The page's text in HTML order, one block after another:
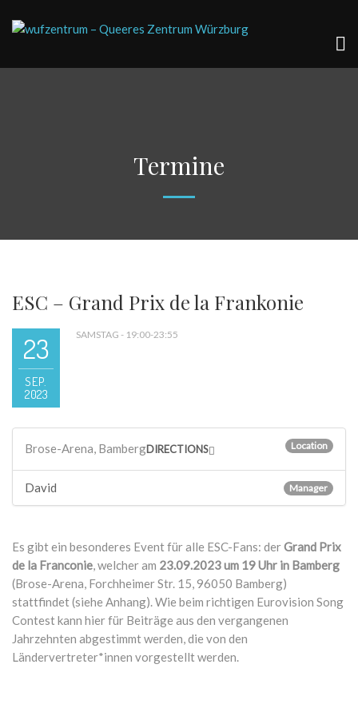
Termine
ESC – Grand Prix de la Frankonie
23
SEP.
2023
SAMSTAG - 19:00-23:55
Brose-Arena, Bamberg Location
DIRECTIONS
David Manager
Es gibt ein besonderes Event für alle ESC-Fans: derGrand Prix
de la Franconie, welcher am 23.09.2023 um 19 Uhr in Bamberg
(Brose-Arena, Forchheimer Str. 15, 96050 Bamberg)
stattfindet (siehe Anhang). Wie beim richtigen Eurovision Song
Contest kann hier für Beiträge aus den vergangenen
Jahrzehnten abgestimmt werden, die von den
Ländervertreter*innen vorgestellt werden.